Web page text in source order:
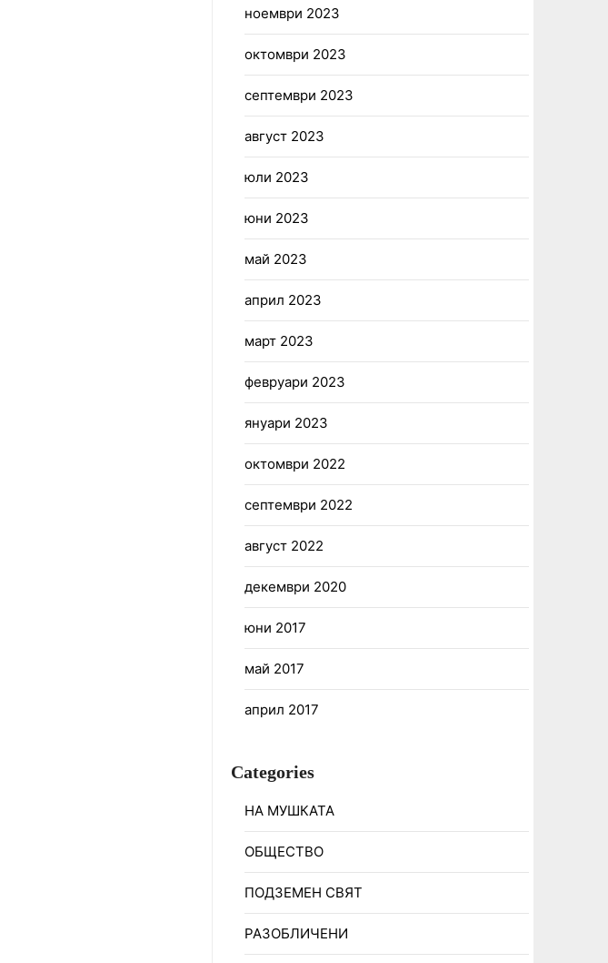
ноември 2023
октомври 2023
септември 2023
август 2023
юли 2023
юни 2023
май 2023
април 2023
март 2023
февруари 2023
януари 2023
октомври 2022
септември 2022
август 2022
декември 2020
юни 2017
май 2017
април 2017
Categories
НА МУШКАТА
ОБЩЕСТВО
ПОДЗЕМЕН СВЯТ
РАЗОБЛИЧЕНИ